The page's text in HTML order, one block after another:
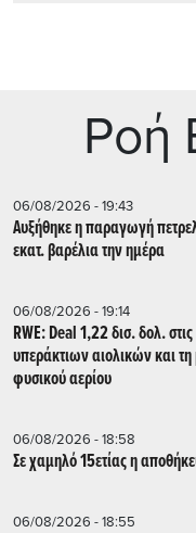
Ρoή
06/08/2026 - 19:43
Αυξήθηκε η παραγωγή
εκατ. βαρέλια την ημέρα
06/08/2026 - 19:14
RWE: Deal 1,22 δισ. δολ. στις ΗΠΑ για την ακύρωση των μισθώσεων
υπεράκτιων αιολικών και
φυσικού αερίου
06/08/2026 - 18:58
Σε χαμηλό 15ετίας η
06/08/2026 - 18:55